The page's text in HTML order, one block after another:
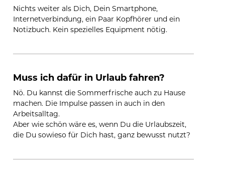
Nichts weiter als Dich, Dein Smartphone,
Internetverbindung, ein Paar Kopfhörer und ein
Notizbuch. Kein spezielles Equipment nötig.
Muss ich dafür in Urlaub fahren?
Nö. Du kannst die Sommerfrische auch zu Hause
machen. Die Impulse passen in auch in den
Arbeitsalltag.
Aber wie schön wäre es, wenn Du die Urlaubszeit,
die Du sowieso für Dich hast, ganz bewusst nutzt?